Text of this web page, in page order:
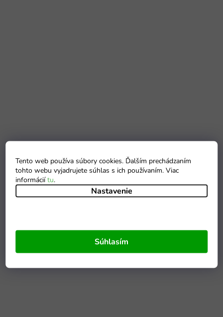
Tento web používa súbory cookies. Ďalším prechádzaním
tohto webu vyjadrujete súhlas s ich používaním. Viac
informáciítu.
Nastavenie
Súhlasím